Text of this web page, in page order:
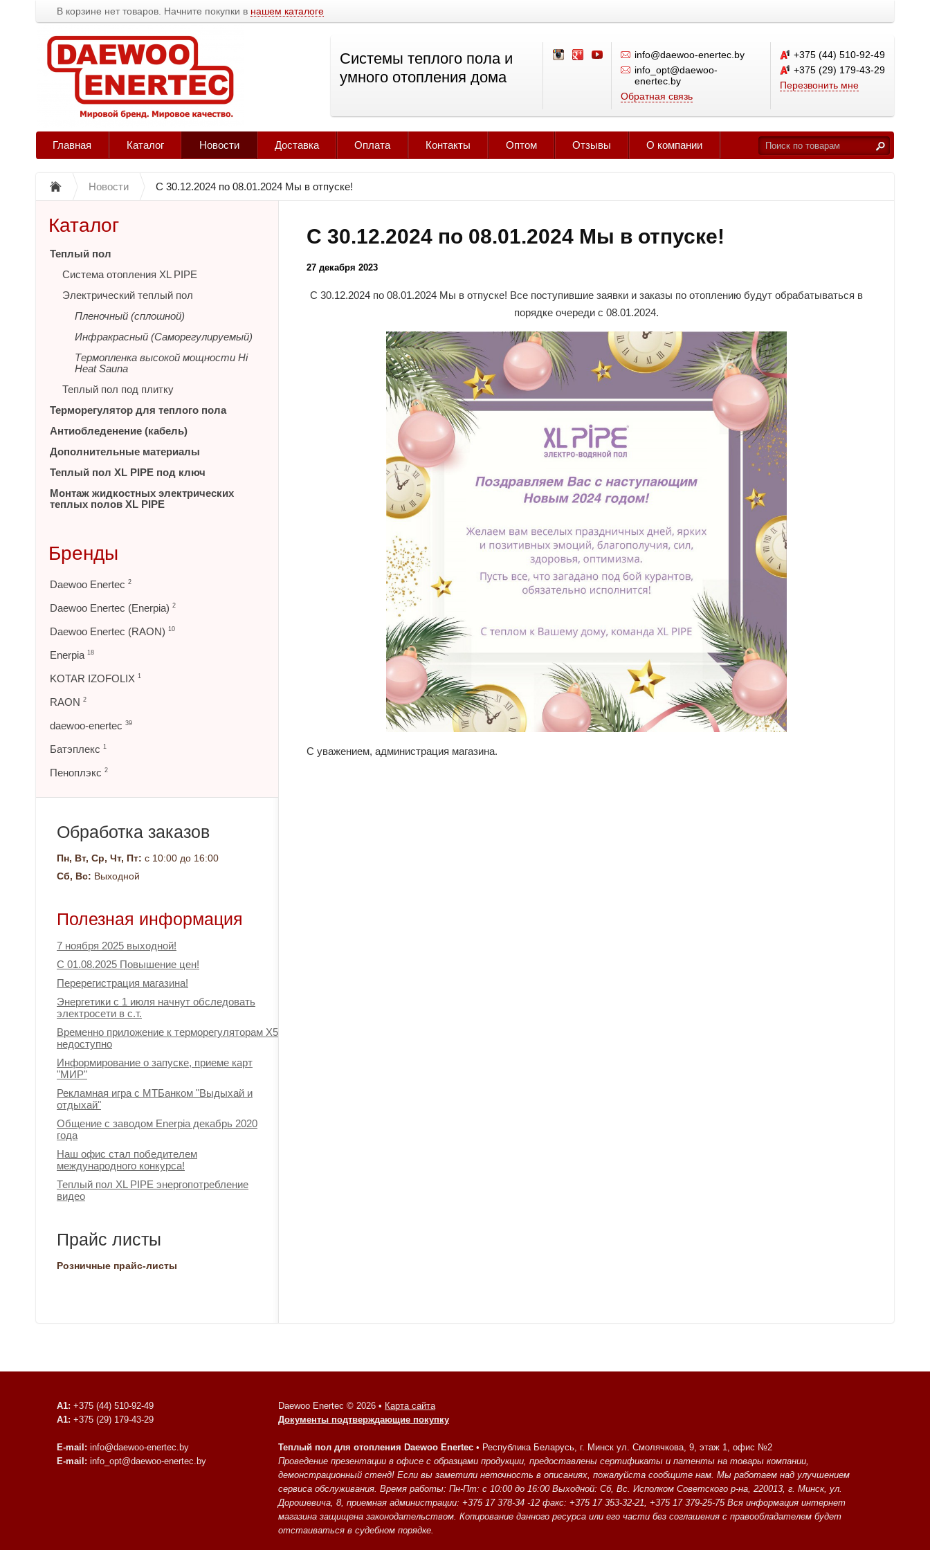
В корзине нет товаров. Начните покупки в нашем каталоге
Системы теплого пола и
умного отопления дома
info@daewoo-enertec.by
info_opt@daewoo-
enertec.by
Обратная связь
+375 (44) 510-92-49
+375 (29) 179-43-29
Перезвонить мне
Главная Каталог Новости Доставка Оплата Контакты Оптом Отзывы О компании
Новости С 30.12.2024 по 08.01.2024 Мы в отпуске!
С 30.12.2024 по 08.01.2024 Мы в отпуске!
27 декабря 2023
С 30.12.2024 по 08.01.2024 Мы в отпуске! Все поступившие заявки и заказы по отоплению будут обрабатываться в
порядке очереди с 08.01.2024.
С уважением, администрация магазина.
Каталог
Теплый пол
Система отопления XL PIPE
Электрический теплый пол
Пленочный (сплошной)
Инфракрасный (Саморегулируемый)
Термопленка высокой мощности Hi
Heat Sauna
Теплый пол под плитку
Терморегулятор для теплого пола
Антиобледенение (кабель)
Дополнительные материалы
Теплый пол XL PIPE под ключ
Монтаж жидкостных электрических
теплых полов XL PIPE
Бренды
Daewoo Enertec 2
Daewoo Enertec (Enerpia) 2
Daewoo Enertec (RAON) 10
Enerpia 18
KOTAR IZOFOLIX 1
RAON 2
daewoo-enertec 39
Батэплекс 1
Пеноплэкс 2
Обработка заказов
Пн, Вт, Ср, Чт, Пт: с 10:00 до 16:00
Сб, Вс: Выходной
Полезная информация
7 ноября 2025 выходной!
С 01.08.2025 Повышение цен!
Перерегистрация магазина!
Энергетики с 1 июля начнут обследовать
электросети в с.т.
Временно приложение к терморегуляторам Х5
недоступно
Информирование о запуске, приеме карт
"МИР"
Рекламная игра с МТБанком "Выдыхай и
отдыхай"
Общение с заводом Enerpia декабрь 2020
года
Наш офис стал победителем
международного конкурса!
Теплый пол XL PIPE энергопотребление
видео
Прайс листы
Розничные прайс-листы
A1: +375 (44) 510-92-49
A1: +375 (29) 179-43-29
E-mail: info@daewoo-enertec.by
E-mail: info_opt@daewoo-enertec.by
Daewoo Enertec © 2026 • Карта сайта
Документы подтверждающие покупку
Теплый пол для отопления Daewoo Enertec • Республика Беларусь, г. Минск ул. Смолячкова, 9, этаж 1, офис №2
Проведение презентации в офисе с образцами продукции, предоставлены сертификаты и патенты на товары компании,
демонстрационный стенд! Если вы заметили неточность в описаниях, пожалуйста сообщите нам. Мы работаем над улучшением
сервиса обслуживания. Время работы: Пн-Пт: с 10:00 до 16:00 Выходной: Сб, Вс. Исполком Советского р-на, 220013, г. Минск, ул.
Дорошевича, 8, приемная администрации: +375 17 378-34 -12 факс: +375 17 353-32-21, +375 17 379-25-75 Вся информация интернет
магазина защищена законодательством. Копирование данного ресурса или его части без соглашения с правообладателем будет
отстаиваться в судебном порядке.